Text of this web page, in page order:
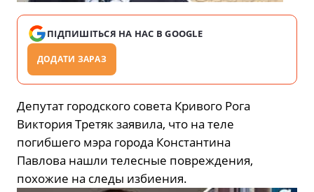
ПІДПИШІТЬСЯ НА НАС В GOOGLE
ДОДАТИ ЗАРАЗ
Депутат городского совета Кривого Рога
Виктория Третяк заявила, что на теле
погибшего мэра города Константина
Павлова нашли телесные повреждения,
похожие на следы избиения.